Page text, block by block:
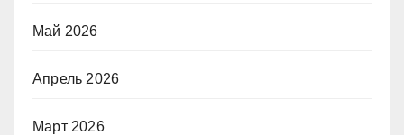
Май 2026
Апрель 2026
Март 2026